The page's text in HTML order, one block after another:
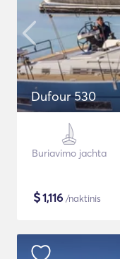
Dufour 530
Buriavimo jachta
$1,116 /naktinis